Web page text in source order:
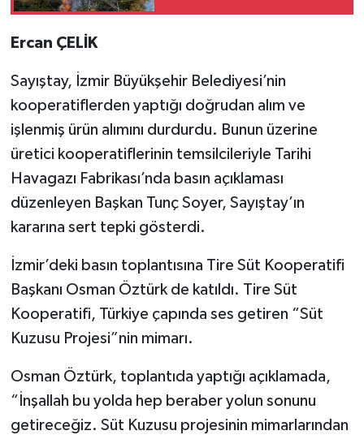
Ercan ÇELİK
Sayıştay, İzmir Büyükşehir Belediyesi’nin
kooperatiflerden yaptığı doğrudan alım ve
işlenmiş ürün alımını durdurdu. Bunun üzerine
üretici kooperatiflerinin temsilcileriyle Tarihi
Havagazı Fabrikası’nda basın açıklaması
düzenleyen Başkan Tunç Soyer, Sayıştay’ın
kararına sert tepki gösterdi.
İzmir’deki basın toplantısına Tire Süt Kooperatifi
Başkanı Osman Öztürk de katıldı. Tire Süt
Kooperatifi, Türkiye çapında ses getiren “Süt
Kuzusu Projesi”nin mimarı.
Osman Öztürk, toplantıda yaptığı açıklamada,
“İnşallah bu yolda hep beraber yolun sonunu
getireceğiz. Süt Kuzusu projesinin mimarlarından